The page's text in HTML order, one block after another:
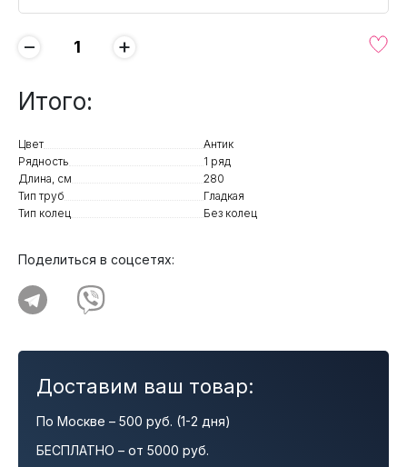
− +
Итого:
Цвет
Антик
Рядность
1 ряд
Длина, см
280
Тип труб
Гладкая
Тип колец
Без колец
Поделиться в соцсетях:
Доставим ваш товар:
По Москве – 500 руб. (1-2 дня)
БЕСПЛАТНО – от 5000 руб.